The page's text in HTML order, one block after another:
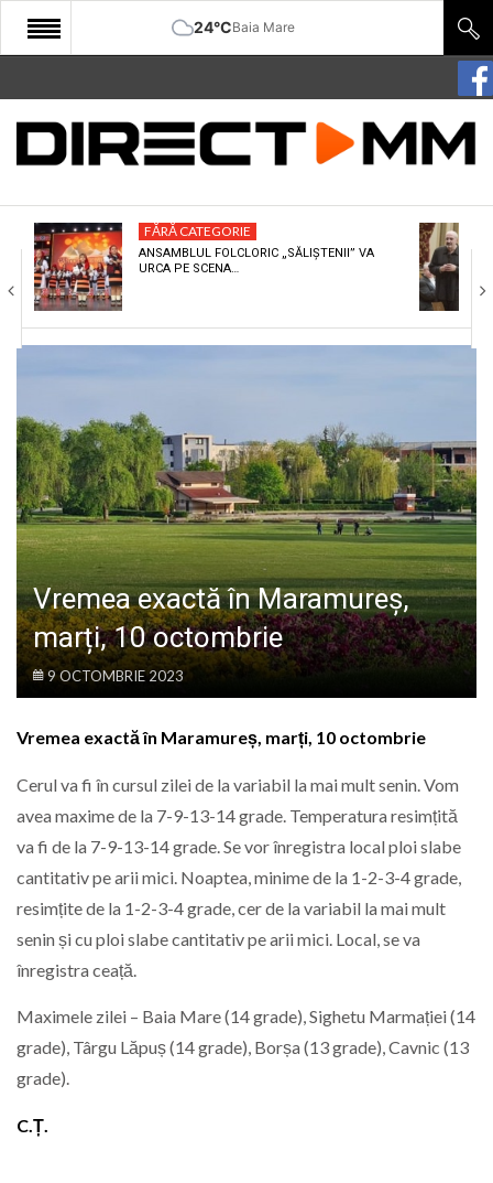
24°CBaia Mare
START
COMUNITATE
CULTURA
ECONOMIE
SANATATE
SPECIAL
POLITIC
LIFE
FĂRĂ CATEGORIE
ANSAMBLUL FOLCLORIC „SĂLIȘTENII” VA
URCA PE SCENA…
Vremea exactă în Maramureș,
marți, 10 octombrie
9 OCTOMBRIE 2023
Vremea exactă în Maramureș, marți, 10 octombrie
Cerul va fi în cursul zilei de la variabil la mai mult senin. Vom
avea maxime de la 7-9-13-14 grade. Temperatura resimțită
va fi de la 7-9-13-14 grade. Se vor înregistra local ploi slabe
cantitativ pe arii mici. Noaptea, minime de la 1-2-3-4 grade,
resimțite de la 1-2-3-4 grade, cer de la variabil la mai mult
senin și cu ploi slabe cantitativ pe arii mici. Local, se va
înregistra ceață.
Maximele zilei – Baia Mare (14 grade), Sighetu Marmației (14
grade), Târgu Lăpuș (14 grade), Borșa (13 grade), Cavnic (13
grade).
C.Ț.